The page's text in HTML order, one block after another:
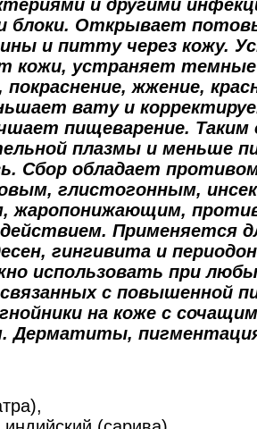
и другими
блоки. Открывает
и питту через кожу.
кожи, устраняет
покраснение, жжение,
вату и
пищеварение. Таким
плазмы и меньше
Сбор обладает
глистогонным,
жаропонижающим,
Применяется
гингивита и
использовать при
связанных с повышенной
на коже с
Дерматиты,